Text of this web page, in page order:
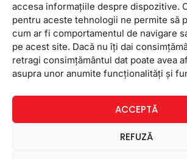
accesa informațiile despre dispozitive.
pentru aceste tehnologii ne permite să
cum ar fi comportamentul de navigare
pe acest site. Dacă nu îți dai
retragi consimțământul dat poate avea
asupra unor anumite funcționalități și
ACCEPTĂ
REFUZĂ
Newsletter